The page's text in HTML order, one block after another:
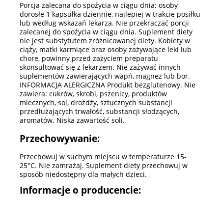
Porcja zalecana do spożycia w ciągu dnia: osoby
dorosłe 1 kapsułka dziennie, najlepiej w trakcie posiłku
lub według wskazań lekarza. Nie przekraczać porcji
zalecanej do spożycia w ciągu dnia. Suplement diety
nie jest substytutem zróżnicowanej diety. Kobiety w
ciąży, matki karmiące oraz osoby zażywające leki lub
chore, powinny przed zażyciem preparatu
skonsultować się z lekarzem. Nie zażywać innych
suplementów zawierających wapń, magnez lub bor.
INFORMACJA ALERGICZNA Produkt bezglutenowy. Nie
zawiera: cukrów, skrobi, pszenicy, produktów
mlecznych, soi, drożdży, sztucznych substancji
przedłużających trwałość, substancji słodzących,
aromatów. Niska zawartość soli.
Przechowywanie:
Przechowuj w suchym miejscu w temperaturze 15-
25°C. Nie zamrażaj. Suplement diety przechowuj w
sposób niedostępny dla małych dzieci.
Informacje o producencie: